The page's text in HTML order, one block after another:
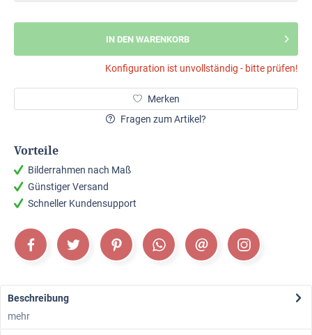
IN DEN WARENKORB
Konfiguration ist unvollständig - bitte prüfen!
Merken
Fragen zum Artikel?
Vorteile
Bilderrahmen nach Maß
Günstiger Versand
Schneller Kundensupport
Beschreibung
mehr